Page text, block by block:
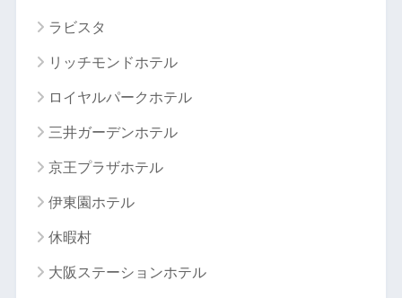
ラビスタ
リッチモンドホテル
ロイヤルパークホテル
三井ガーデンホテル
京王プラザホテル
伊東園ホテル
休暇村
大阪ステーションホテル